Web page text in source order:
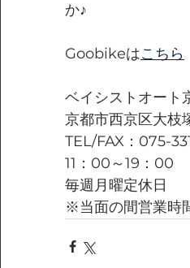
か♪
Goobikeはこちら
ベイシストオート
京都市西京区大枝
TEL/FAX：075-
11：00～19：00
毎週月曜定休日
※当面の間営業時